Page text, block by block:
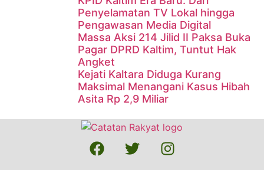
Penyelamatan TV Lokal hingga
Pengawasan Media Digital
Massa Aksi 214 Jilid II Paksa Buka
Pagar DPRD Kaltim, Tuntut Hak
Angket
Kejati Kaltara Diduga Kurang
Maksimal Menangani Kasus Hibah
Asita Rp 2,9 Miliar